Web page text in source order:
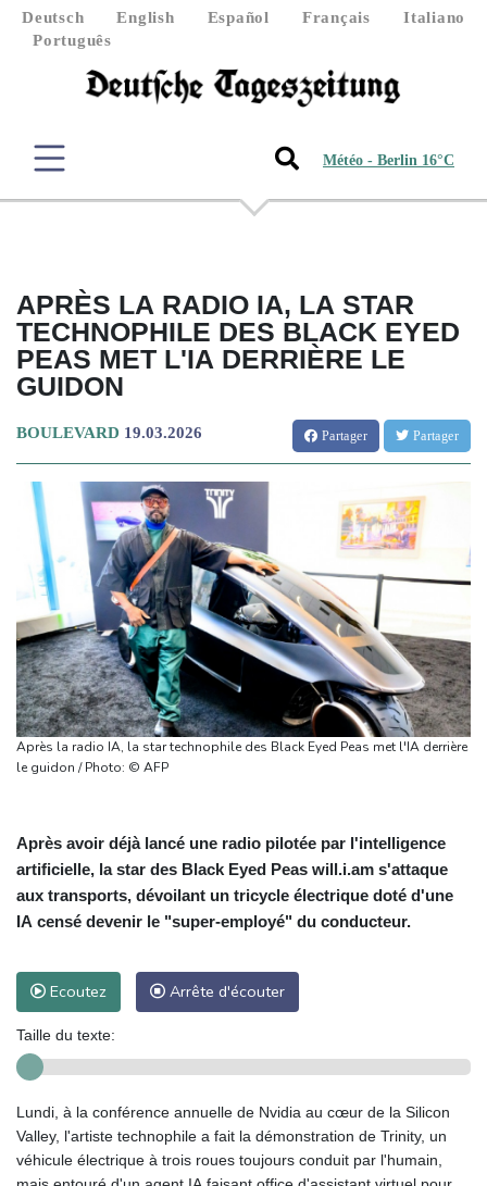
Deutsch English Español Français
Italiano
Português
Météo - Berlin 16°C
APRÈS LA RADIO IA, LA STAR
TECHNOPHILE DES BLACK EYED
PEAS MET L'IA DERRIÈRE LE
GUIDON
BOULEVARD 19.03.2026 Partager Partager
Après la radio IA, la star technophile des Black Eyed Peas met l'IA derrière
le guidon / Photo: © AFP
Après avoir déjà lancé une radio pilotée par l'intelligence
artificielle, la star des Black Eyed Peas will.i.am s'attaque
aux transports, dévoilant un tricycle électrique doté d'une
IA censé devenir le "super-employé" du conducteur.
Ecoutez Arrête d'écouter
Taille du texte:
Lundi, à la conférence annuelle de Nvidia au cœur de la Silicon
Valley, l'artiste technophile a fait la démonstration de Trinity, un
véhicule électrique à trois roues toujours conduit par l'humain,